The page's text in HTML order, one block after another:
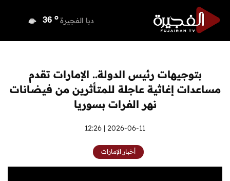
دبا الفجيرة 36 o
أم القيوين 36 o
راس الخيمة 36 o
الفجيرة
بتوجيهات رئيس الدولة.. الإمارات تقدم
مساعدات إغاثية عاجلة للمتأثرين من فيضانات
نهر الفرات بسوريا
2026-06-11 | 12:26
أخبار الإمارات